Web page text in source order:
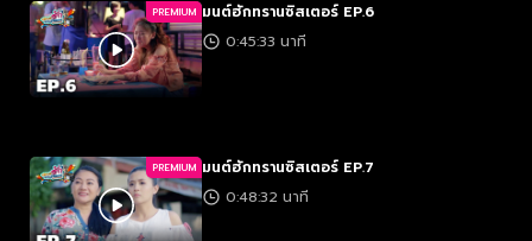
PREMIUM มนต์ฮักทรานซิสเตอร์ EP.6
0:45:33 นาที
PREMIUM มนต์ฮักทรานซิสเตอร์ EP.7
0:48:32 นาที